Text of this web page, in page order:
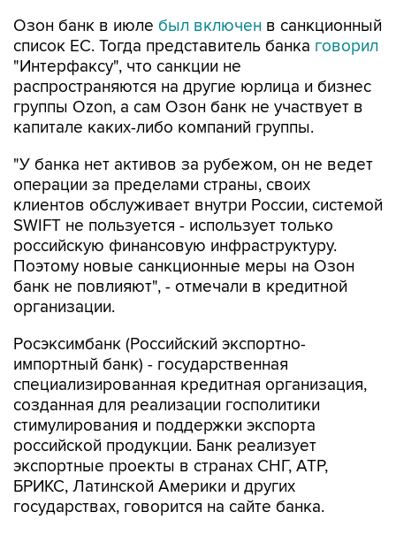
Озон банк в июле был включен в санкционный
список ЕС. Тогда представитель банка говорил
"Интерфаксу", что санкции не
распространяются на другие юрлица и бизнес
группы Ozon, а сам Озон банк не участвует в
капитале каких-либо компаний группы.
"У банка нет активов за рубежом, он не ведет
операции за пределами страны, своих
клиентов обслуживает внутри России, системой
SWIFT не пользуется - использует только
российскую финансовую инфраструктуру.
Поэтому новые санкционные меры на Озон
банк не повлияют", - отмечали в кредитной
организации.
Росэксимбанк (Российский экспортно-
импортный банк) - государственная
специализированная кредитная организация,
созданная для реализации госполитики
стимулирования и поддержки экспорта
российской продукции. Банк реализует
экспортные проекты в странах СНГ, АТР,
БРИКС, Латинской Америки и других
государствах, говорится на сайте банка.